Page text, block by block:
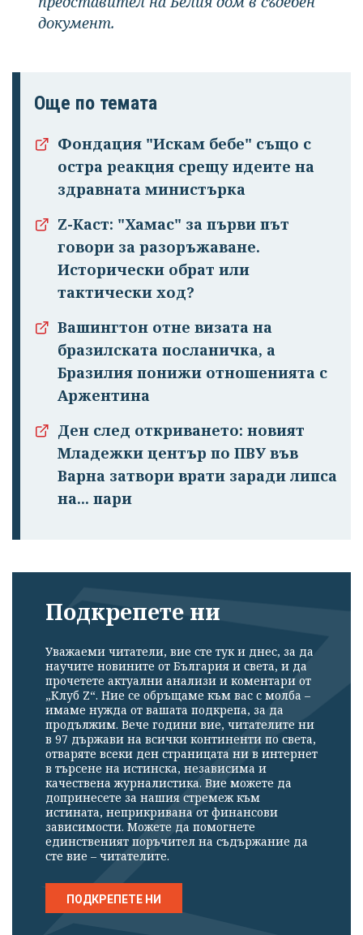
документ.
Още по темата
Фондация "Искам бебе" също с
остра реакция срещу идеите на
здравната министърка
Z-Каст: "Хамас" за първи път
говори за разоръжаване.
Исторически обрат или
тактически ход?
Вашингтон отне визата на
бразилската посланичка, а
Бразилия понижи отношенията с
Аржентина
Ден след откриването: новият
Младежки център по ПВУ във
Варна затвори врати заради липса
на... пари
Подкрепете ни
Уважаеми читатели, вие сте тук и днес, за да
научите новините от България и света, и да
прочетете актуални анализи и коментари от
„Клуб Z“. Ние се обръщаме към вас с молба –
имаме нужда от вашата подкрепа, за да
продължим. Вече години вие, читателите ни
в 97 държави на всички континенти по света,
отваряте всеки ден страницата ни в интернет
в търсене на истинска, независима и
качествена журналистика. Вие можете да
допринесете за нашия стремеж към
истината, неприкривана от финансови
зависимости. Можете да помогнете
единственият поръчител на съдържание да
сте вие – читателите.
ПОДКРЕПЕТЕ НИ